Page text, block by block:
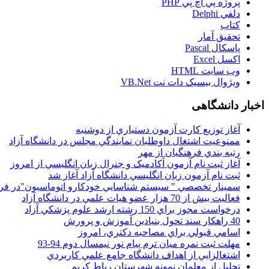
پروژه پي اچ پي PHP
دلفي Delphi
کتاب
تحقيق آمار
پاسکال Pascal
اکسل Excel
وب سايت HTML
ويژوال بيسيک دات نت VB.Net
اخبار دانشگاهی
آغاز توزيع کارت آزمون دستياري از دوشنبه
ممنوعيت اشتغال داوطلبان نمايندگي مجلس در دانشگاه آزاد
رتبه بندي فرهنگيان از مهر
آغاز ثبت نام آزمون آکادميک و جنرال زبان انگليسي از امروز
ثبت نام آزمون زبان انگليسي دانشگاه آزاد آغاز شد
سمينار تخصصي " سيستم شناسايي خودکارو اتوماسيون"در
فعاليت بيش از 70 هزار عضو هيات علمي در دانشگاه آزاد
درخواست مجوز براي 150 رشته ارشد علوم پزشکي آزاد
40 راهکار سند تحول بنيادين آموزش و پرورش
اسامي قبولي براي مصاحبه دکتري، امروز
مهلت ثبت نمره میان ترم پیام نور نیمسال دوم 94-93
اشتغالزايي از اهداف دانشگاه جامع علمي کاربردي
تجليل از معلمان نمونه شهرستان رباط کريم